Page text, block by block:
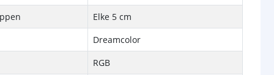
Elke 5 cm
Dreamcolor
RGB